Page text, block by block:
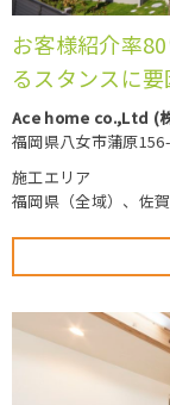
お客様紹介率
るスタンスに要
Ace home co.,Ltd (
福岡県八女市蒲原
施工エリア
福岡県（全域）、佐